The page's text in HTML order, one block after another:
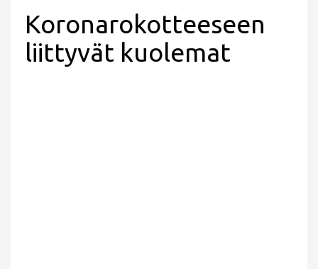
Koronarokotteeseen
liittyvät kuolemat